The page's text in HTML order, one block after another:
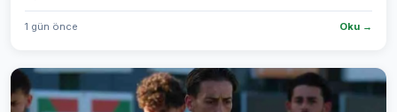
1 gün önce Oku →